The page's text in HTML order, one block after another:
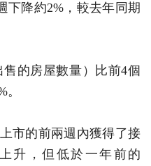
下降約2%，較去年同期
的房屋數量）比前4個
市的前兩週內獲得了接
升，但低於一年前的